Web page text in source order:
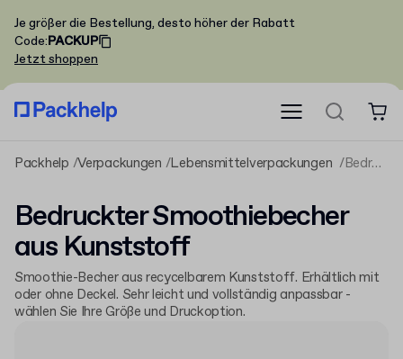
Je größer die Bestellung, desto höher der Rabatt
Code:PACKUP
Jetzt shoppen
Packhelp Verpackungen Lebensmittelverpackungen Bedruckter Smoothiebecher aus Kunststoff
Bedruckter Smoothiebecher
aus Kunststoff
Smoothie-Becher aus recycelbarem Kunststoff. Erhältlich mit
oder ohne Deckel. Sehr leicht und vollständig anpassbar -
wählen Sie Ihre Größe und Druckoption.